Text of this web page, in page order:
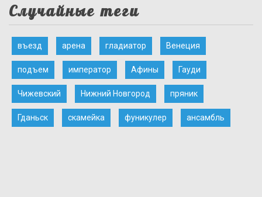
Случайные теги
въезд арена гладиатор Венеция
подъем император Афины Гауди
Чижевский Нижний Новгород пряник
Гданьск скамейка фуникулер ансамбль